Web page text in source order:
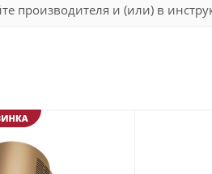
производителя и (или) в